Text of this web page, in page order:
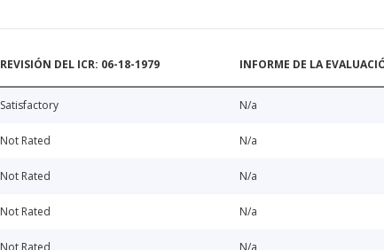
REVISIÓN DEL ICR: 06-18-1979 INFORME DE LA
Satisfactory N/a
Not Rated N/a
Not Rated N/a
Not Rated N/a